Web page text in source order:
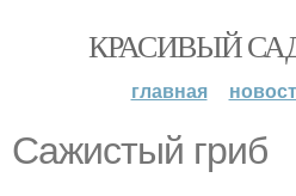
КРАСИВЫЙ
главная
Сажистый гриб